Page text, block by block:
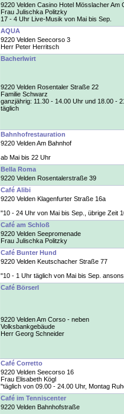
9220 Velden Casino Hotel Mösslacher Am
Frau Julischka Politzky
17 - 4 Uhr Live-Musik von Mai bis Sep.
AQUA
9220 Velden Seecorso 3
Herr Peter Herritsch
Bacherlwirt
9220 Velden Rosentaler Straße 22
Familie Schwarz
ganzjährig: 11.30 - 14.00 Uhr und 18.00 -
täglich
Bahnhofrestauration
9220 Velden Am Bahnhof
ab Mai bis 22 Uhr
Bella Roma
9220 Velden Rosentalerstraße 39
Café Alibi
9220 Velden Klagenfurter Straße 16a
"10 - 24 Uhr von Mai bis Sep., übrige Zeit
Café am Schloß
9220 Velden Seepromenade
Frau Julischka Politzky
Café Bunter Hund
9220 Velden Keutschacher Straße 77
"10 - 1 Uhr täglich von Mai bis Sep.
Café Börserl
9220 Velden Am Corso - neben
Volksbankgebäude
Herr Georg Schneider
Café Corretto
9220 Velden Seecorso 16
Frau Elisabeth Kögl
"täglich von 09.00 - 24.00 Uhr, Montag
Café im Tenniscenter
9220 Velden Bahnhofstraße